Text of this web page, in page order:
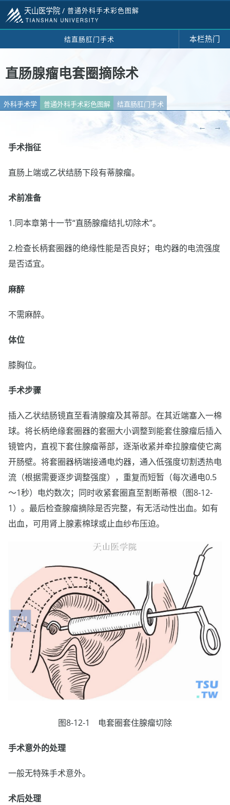
天山医学院 / 普通外科手术彩色图解
结直肠肛门手术 本栏热门
直肠腺瘤电套圈摘除术
外科手术学 普通外科手术彩色图解 结直肠肛门手术
←
→
手术指征
直肠上端或乙状结肠下段有蒂腺瘤。
术前准备
1.同本章第十一节“直肠腺瘤结扎切除术”。
2.检查长柄套圈器的绝缘性能是否良好；电灼器的电流强度
是否适宜。
麻醉
不需麻醉。
体位
膝胸位。
手术步骤
插入乙状结肠镜直至看清腺瘤及其蒂部。在其近端塞入一棉
球。将长柄绝缘套圈器的套圈大小调整到能套住腺瘤后插入
镜管内，直视下套住腺瘤蒂部，逐渐收紧并牵拉腺瘤使它离
开肠壁。将套圈器柄端接通电灼器，通入低强度切割透热电
流（根据需要逐步调整强度），重复而短暂（每次通电0.5
～1秒）电灼数次；同时收紧套圈直至割断蒂根（图8-12-
1）。最后检查腺瘤摘除是否完整，有无活动性出血。如有
出血，可用肾上腺素棉球或止血纱布压迫。
图8-12-1 电套圈套住腺瘤切除
手术意外的处理
一般无特殊手术意外。
术后处理